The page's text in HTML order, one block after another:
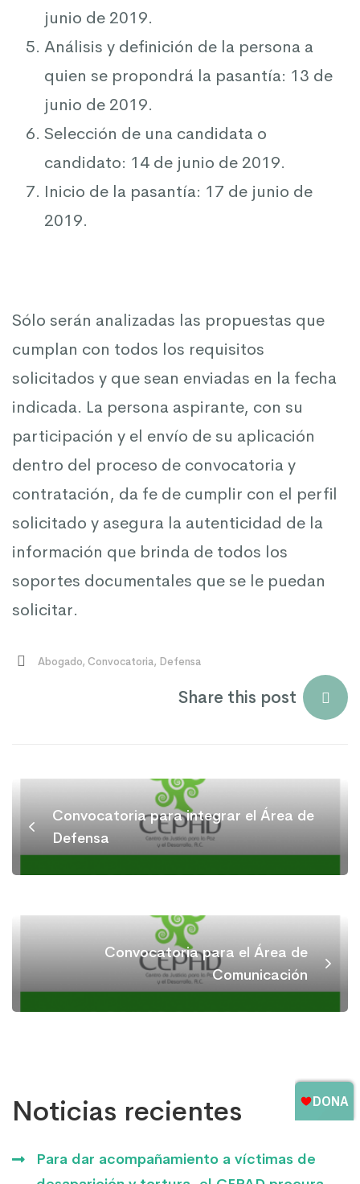
junio de 2019.
Análisis y definición de la persona a
quien se propondrá la pasantía: 13 de
junio de 2019.
Selección de una candidata o
candidato: 14 de junio de 2019.
Inicio de la pasantía: 17 de junio de
2019.
Sólo serán analizadas las propuestas que
cumplan con todos los requisitos
solicitados y que sean enviadas en la fecha
indicada. La persona aspirante, con su
participación y el envío de su aplicación
dentro del proceso de convocatoria y
contratación, da fe de cumplir con el perfil
solicitado y asegura la autenticidad de la
información que brinda de todos los
soportes documentales que se le puedan
solicitar.
Abogado, Convocatoria, Defensa
Share this post
Convocatoria para integrar el Área de
Defensa
Convocatoria para el Área de
Comunicación
Noticias recientes
Para dar acompañamiento a víctimas de